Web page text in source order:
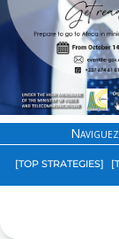
[TOP STRATEGIES]